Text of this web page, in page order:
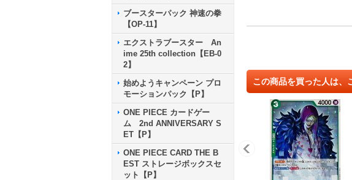
ブースターパック 神速の拳
【OP-11】
エクストラブースター An
ime 25th collection【EB-0
2】
始めようキャンペーン プロ
モーションパック【P】
ONE PIECE カードゲー
ム 2nd ANNIVERSARY S
ET【P】
ONE PIECE CARD THE B
EST ストレージボックスセ
ット【P】
この商品を買った人は、